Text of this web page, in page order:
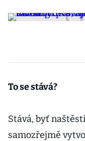
To se stává?
Stává, byť
samozřejmě